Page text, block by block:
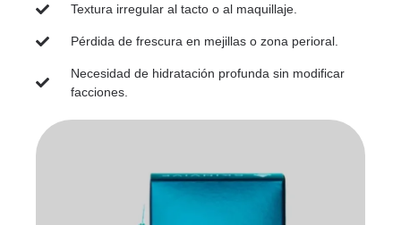
Textura irregular al tacto o al maquillaje.
Pérdida de frescura en mejillas o zona perioral.
Necesidad de hidratación profunda sin modificar
facciones.